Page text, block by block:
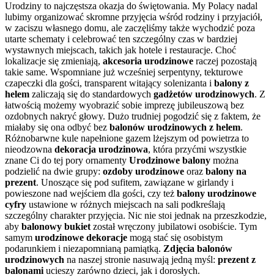
Urodziny to najczęstsza okazja do świętowania. My Polacy nadal
lubimy organizować skromne przyjęcia wśród rodziny i przyjaciół,
w zaciszu własnego domu, ale zaczęliśmy także wychodzić poza
utarte schematy i celebrować ten szczególny czas w bardziej
wystawnych miejscach, takich jak hotele i restauracje. Choć
lokalizacje się zmieniają, akcesoria urodzinowe raczej pozostają
takie same. Wspomniane już wcześniej serpentyny, tekturowe
czapeczki dla gości, transparent witający solenizanta i balony z
helem zaliczają się do standardowych gadżetów urodzinowych. Z
łatwością możemy wyobrazić sobie imprezę jubileuszową bez
ozdobnych nakryć głowy. Dużo trudniej pogodzić się z faktem, że
miałaby się ona odbyć bez balonów urodzinowych z helem.
Różnobarwne kule napełnione gazem lżejszym od powietrza to
nieodzowna dekoracja urodzinowa, która przyćmi wszystkie
znane Ci do tej pory ornamenty Urodzinowe balony można
podzielić na dwie grupy: ozdoby urodzinowe oraz balony na
prezent. Unoszące się pod sufitem, zawiązane w girlandy i
powieszone nad wejściem dla gości, czy też balony urodzinowe
cyfry ustawione w różnych miejscach na sali podkreślają
szczególny charakter przyjęcia. Nic nie stoi jednak na przeszkodzie,
aby balonowy bukiet został wręczony jubilatowi osobiście. Tym
samym urodzinowe dekoracje mogą stać się osobistym
podarunkiem i niezapomnianą pamiątką. Zdjęcia balonów
urodzinowych na naszej stronie nasuwają jedną myśl: prezent z
balonami ucieszy zarówno dzieci, jak i dorosłych.